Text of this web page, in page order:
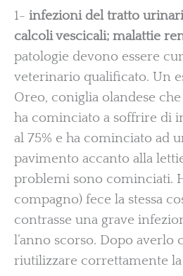
1- infezioni del tratto
calcoli vescicali; malattie
patologie devono essere
veterinario qualificato. Un
Oreo, coniglia olandese
ha cominciato a soffrire di
al 75% e ha cominciato ad
pavimento accanto alla
problemi sono cominciati.
compagno) fece la stessa
contrasse una grave
l’anno scorso. Dopo averlo
riutilizzare correttamente